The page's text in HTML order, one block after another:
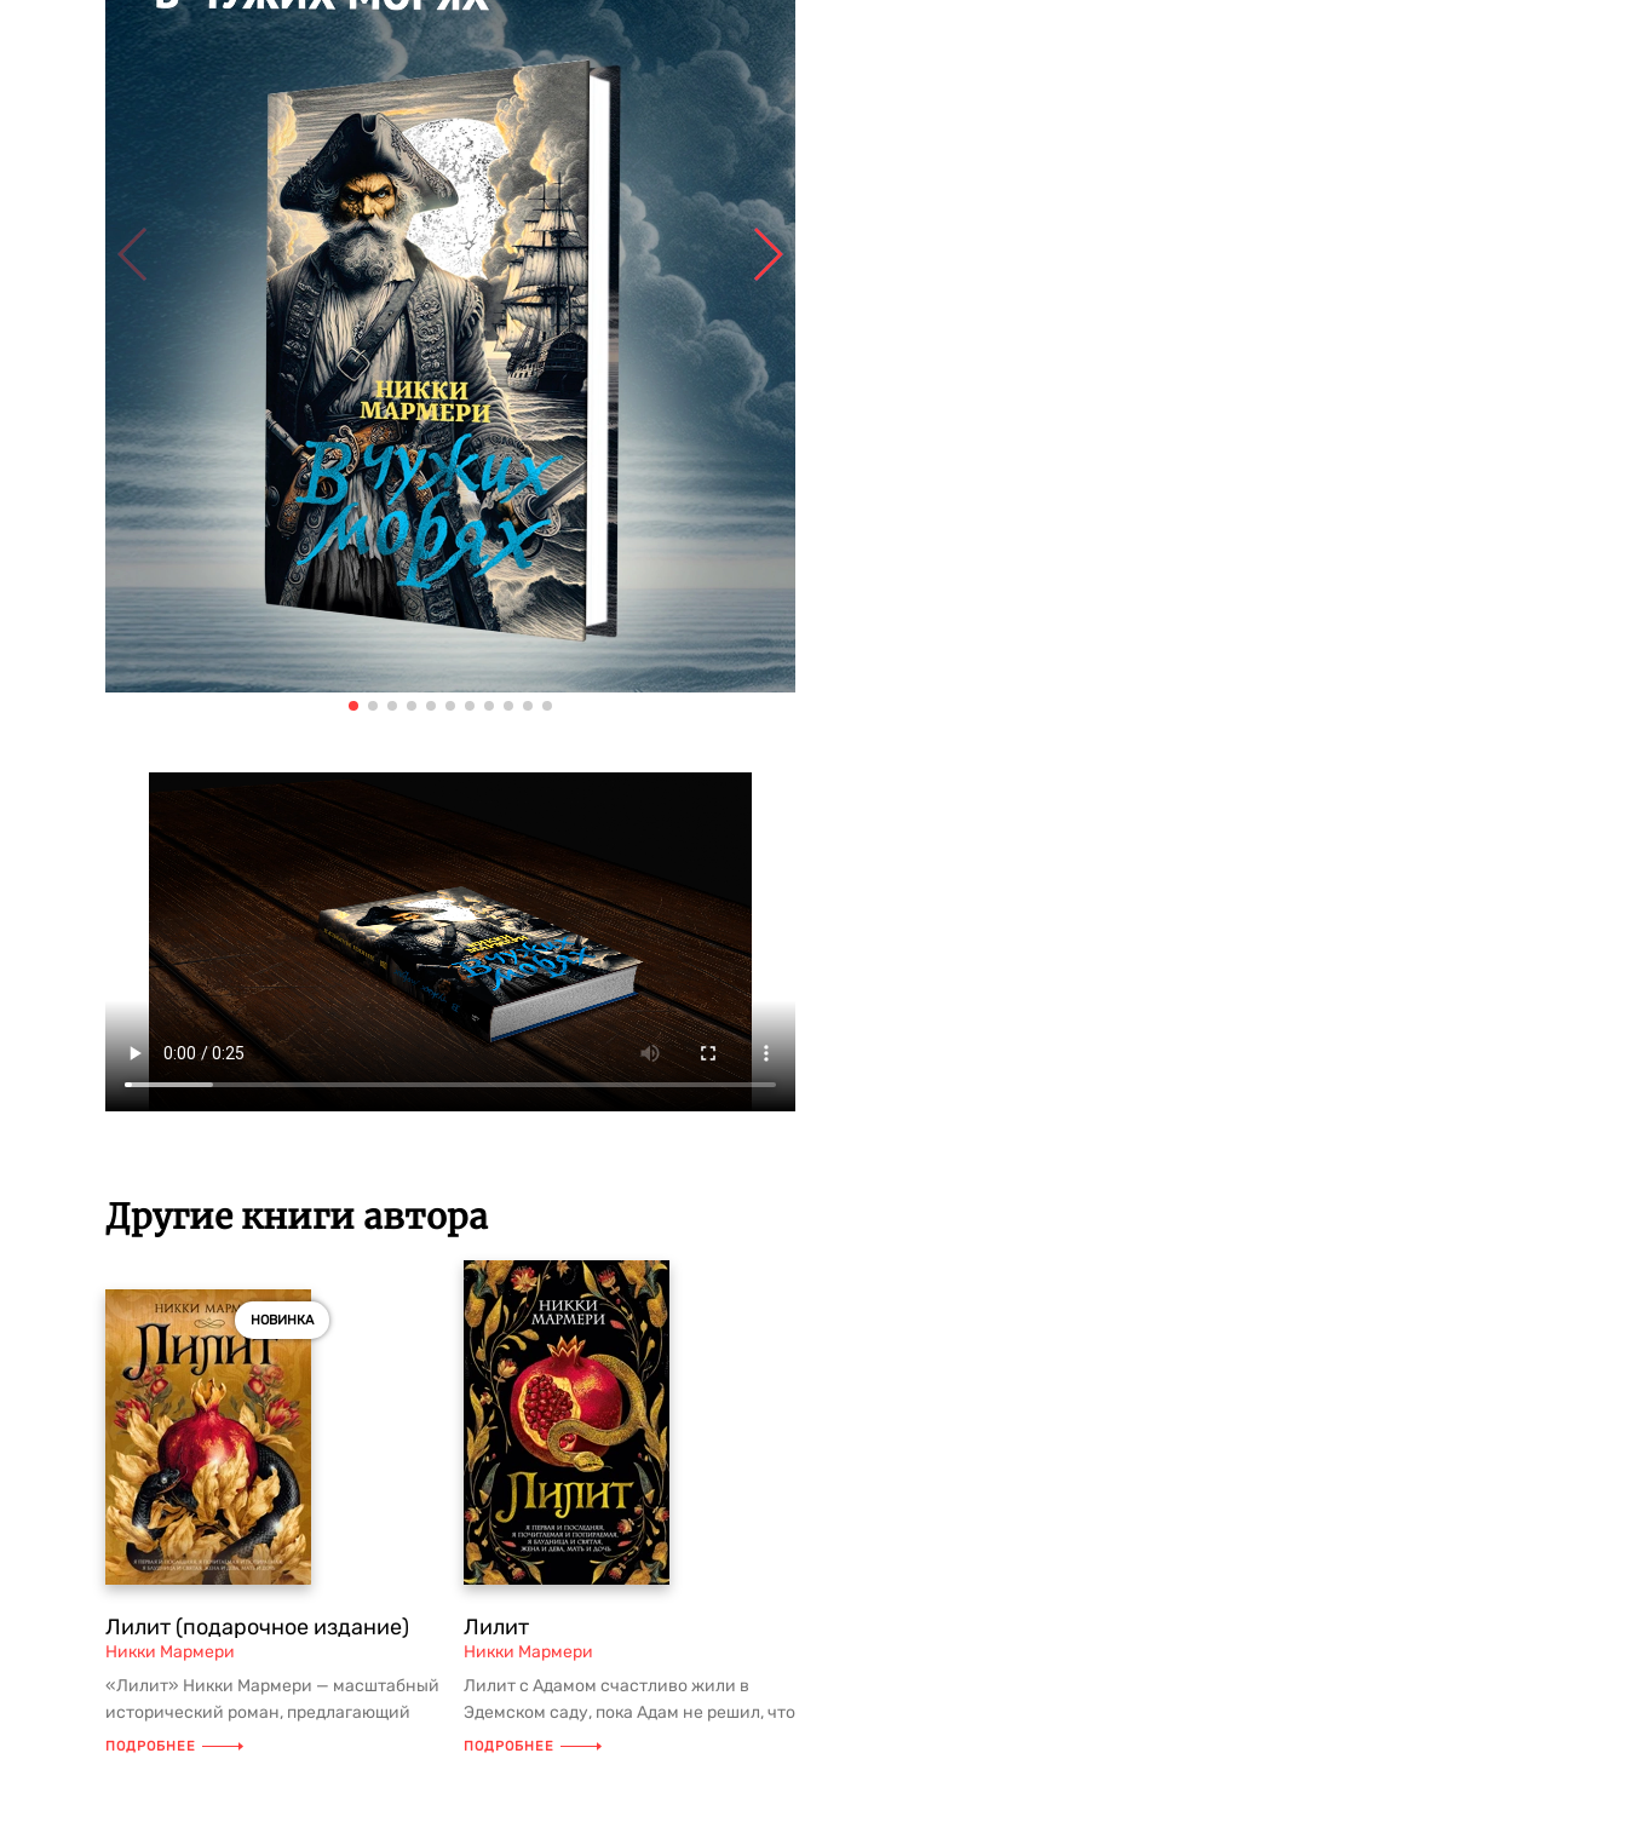
Другие книги автора
НОВИНКА
Лилит (подарочное издание)
Никки Мармери
«Лилит» Никки Мармери — масштабный
исторический роман, предлагающий
новую трактовку древних библейск...
ПОДРОБНЕЕ
Лилит
Никки Мармери
Лилит c Адамом счастливо жили в
Эдемском саду, пока Адам не решил, что
жена должна подчиниться его в...
ПОДРОБНЕЕ